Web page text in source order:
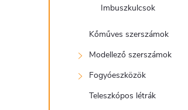
Imbuszkulcsok
Kőműves szerszámok
Modellező szerszámok
Fogyóeszközök
Teleszkópos létrák